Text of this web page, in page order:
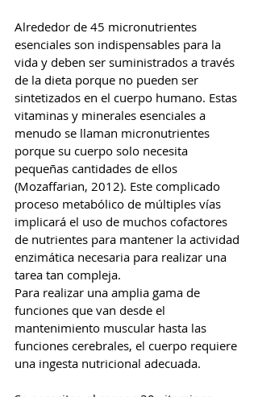
Alrededor de 45 micronutrientes
esenciales son indispensables para la
vida y deben ser suministrados a través
de la dieta porque no pueden ser
sintetizados en el cuerpo humano. Estas
vitaminas y minerales esenciales a
menudo se llaman micronutrientes
porque su cuerpo solo necesita
pequeñas cantidades de ellos
(Mozaffarian, 2012). Este complicado
proceso metabólico de múltiples vías
implicará el uso de muchos cofactores
de nutrientes para mantener la actividad
enzimática necesaria para realizar una
tarea tan compleja.
Para realizar una amplia gama de
funciones que van desde el
mantenimiento muscular hasta las
funciones cerebrales, el cuerpo requiere
una ingesta nutricional adecuada.